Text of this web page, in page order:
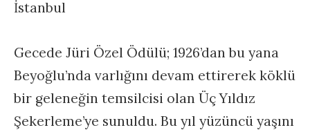
İstanbul
Gecede Jüri Özel Ödülü; 1926’dan bu yana
Beyoğlu’nda varlığını devam ettirerek köklü
bir geleneğin temsilcisi olan Üç Yıldız
Şekerleme’ye sunuldu. Bu yıl yüzüncü yaşını